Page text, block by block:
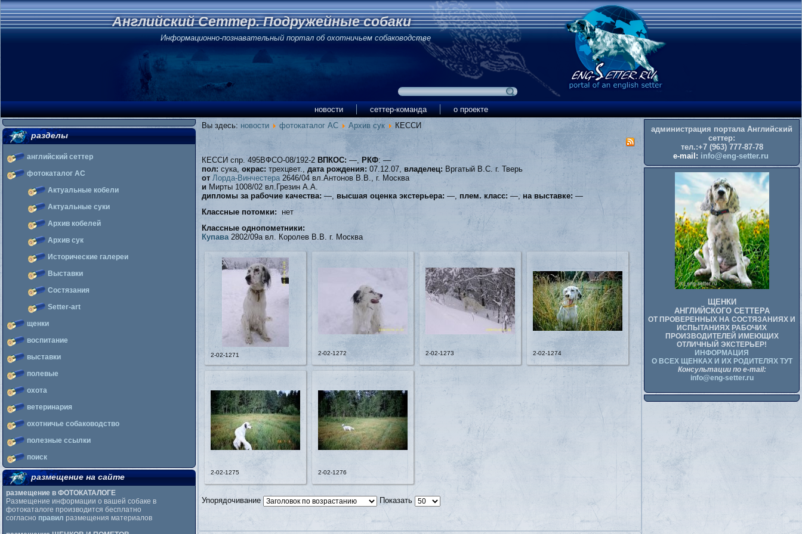
Английский Сеттер. Подружейные собаки
Информационно-познавательный портал об охотничьем собаководстве
новости сеттер-команда о проекте
разделы
английский сеттер
фотокаталог АС
Актуальные кобели
Актуальные суки
Архив кобелей
Архив сук
Исторические галереи
Выставки
Состязания
Setter-art
щенки
воспитание
выставки
полевые
охота
ветеринария
охотничье собаководство
полезные ссылки
поиск
размещение на сайте
размещение в ФОТОКАТАЛОГЕ
Размещение информации о вашей собаке в
фотокаталоге производится бесплатно
согласно правил размещения материалов
Вы здесь: новости фотокаталог АС Архив сук КЕССИ
КЕССИ спр. 495ВФСО-08/192-2 ВПКОС: —, РКФ: —
пол:сука, окрас: трехцвет., дата рождения: 07.12.07, владелец: Вргатый В.С. г. Тверь
от Лорда-Винчестера 2646/04 вл.Антонов В.В., г. Москва
и Мирты 1008/02 вл.Грезин А.А.
дипломы за рабочие качества: —, высшая оценка экстерьера: —, плем. класс: —, на выставке: —
Классные потомки: нет
Классные однопометники:
Купава2802/09а вл. Королев В.В. г. Москва
2-02-1271 2-02-1272 2-02-1273 2-02-1274
2-02-1275 2-02-1276
Упорядочивание Показать
администрация портала Английский
сеттер:
тел.:+7 (963) 777-87-78
e-mail: info@eng-setter.ru
ЩЕНКИ
АНГЛИЙСКОГО СЕТТЕРА
ОТ ПРОВЕРЕННЫХ НА СОСТЯЗАНИЯХ И
ИСПЫТАНИЯХ РАБОЧИХ
ПРОИЗВОДИТЕЛЕЙ ИМЕЮЩИХ
ОТЛИЧНЫЙ ЭКСТЕРЬЕР!
ИНФОРМАЦИЯ
О ВСЕХ ЩЕНКАХ И ИХ РОДИТЕЛЯХ ТУТ
Консультации по e-mail:
info@eng-setter.ru